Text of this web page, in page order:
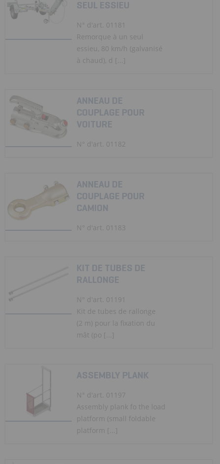
SEUL ESSIEU
N° d'art. 01181
Remorque à un seul
essieu, 80 km/h (galvanisé
à chaud), d [...]
ANNEAU DE
COUPLAGE POUR
VOITURE
N° d'art. 01182
ANNEAU DE
COUPLAGE POUR
CAMION
N° d'art. 01183
KIT DE TUBES DE
RALLONGE
N° d'art. 01191
Kit de tubes de rallonge
(2 m) pour la fixation du
mât (po [...]
ASSEMBLY PLANK
N° d'art. 01197
Assembly plank fo the load
platform (small foldable
platform [...]